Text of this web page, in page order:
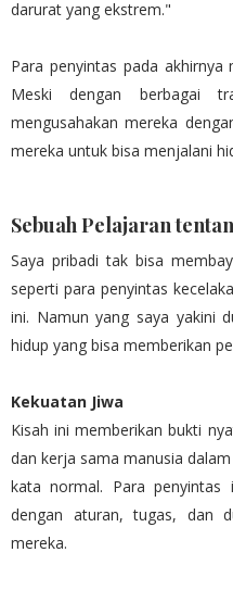
darurat yang ekstrem."
Para penyintas pada akhirnya
Meski dengan berbagai
mengusahakan mereka
mereka untuk bisa menjalani
Sebuah Pelajaran
Saya pribadi tak bisa
seperti para penyintas
ini. Namun yang saya yakini
hidup yang bisa memberikan
Kekuatan Jiwa
Kisah ini memberikan bukti
dan kerja sama manusia
kata normal. Para penyintas
dengan aturan, tugas, dan
mereka.